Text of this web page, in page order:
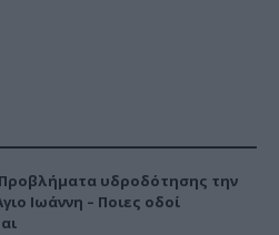
υδροδότησης την
Ιωάννη – Ποιες οδοί